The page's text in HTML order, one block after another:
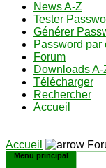
News A-Z
Tester
Générer
Password par
Forum
Downloads A-
Télécharger
Rechercher
Accueil
Accueil
Menu principal